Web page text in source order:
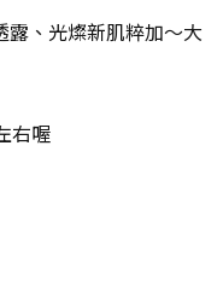
、光燦新肌粹加～大
右喔